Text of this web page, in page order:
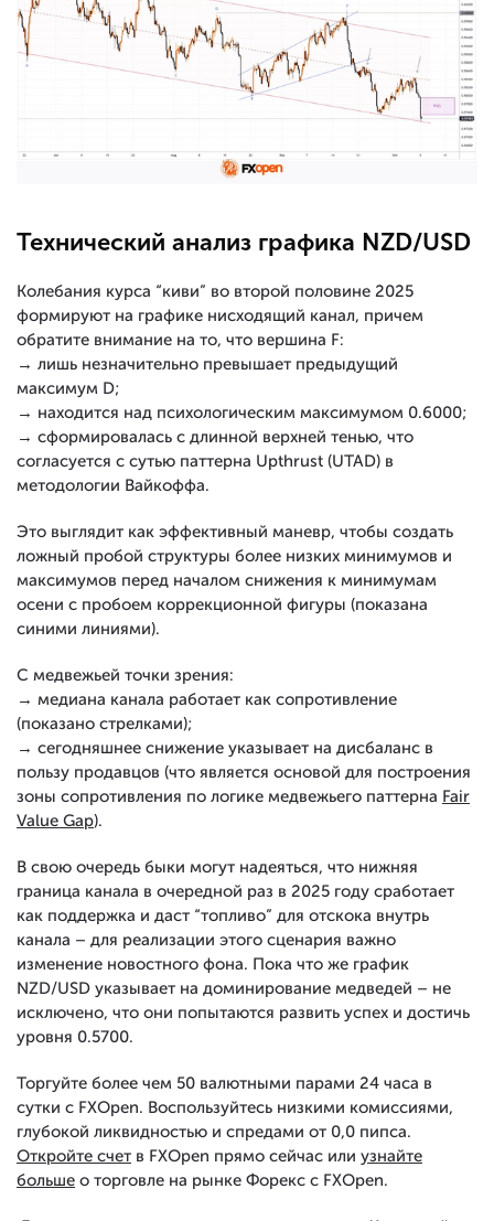
Технический анализ графика NZD/USD
Колебания курса “киви” во второй половине 2025
формируют на графике нисходящий канал, причем
обратите внимание на то, что вершина F:
→ лишь незначительно превышает предыдущий
максимум D;
→ находится над психологическим максимумом 0.6000;
→ сформировалась с длинной верхней тенью, что
согласуется с сутью паттерна Upthrust (UTAD) в
методологии Вайкоффа.
Это выглядит как эффективный маневр, чтобы создать
ложный пробой структуры более низких минимумов и
максимумов перед началом снижения к минимумам
осени с пробоем коррекционной фигуры (показана
синими линиями).
С медвежьей точки зрения:
→ медиана канала работает как сопротивление
(показано стрелками);
→ сегодняшнее снижение указывает на дисбаланс в
пользу продавцов (что является основой для построения
зоны сопротивления по логике медвежьего паттерна Fair
Value Gap).
В свою очередь быки могут надеяться, что нижняя
граница канала в очередной раз в 2025 году сработает
как поддержка и даст “топливо” для отскока внутрь
канала – для реализации этого сценария важно
изменение новостного фона. Пока что же график
NZD/USD указывает на доминирование медведей – не
исключено, что они попытаются развить успех и достичь
уровня 0.5700.
Торгуйте более чем 50 валютными парами 24 часа в
сутки с FXOpen. Воспользуйтесь низкими комиссиями,
глубокой ликвидностью и спредами от 0,0 пипса.
Откройте счет в FXOpen прямо сейчас или узнайте
больше о торговле на рынке Форекс с FXOpen.